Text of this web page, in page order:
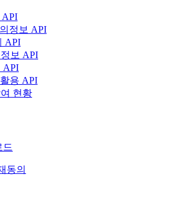
API
정보 API
API
보 API
API
용 API
현황
드
동의